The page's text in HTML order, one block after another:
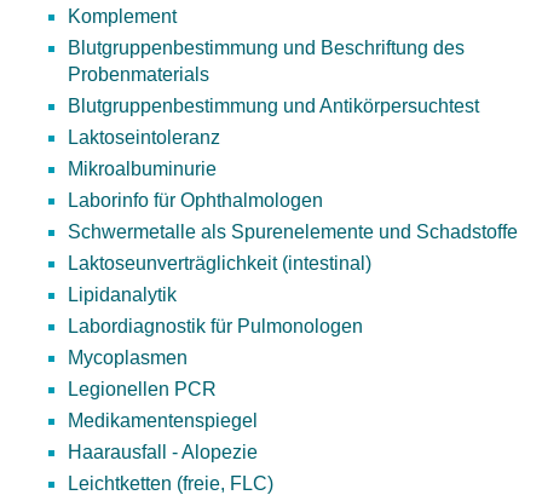
Komplement
Blutgruppenbestimmung und Beschriftung des
Probenmaterials
Blutgruppenbestimmung und Antikörpersuchtest
Laktoseintoleranz
Mikroalbuminurie
Laborinfo für Ophthalmologen
Schwermetalle als Spurenelemente und Schadstoffe
Laktoseunverträglichkeit (intestinal)
Lipidanalytik
Labordiagnostik für Pulmonologen
Mycoplasmen
Legionellen PCR
Medikamentenspiegel
Haarausfall - Alopezie
Leichtketten (freie, FLC)